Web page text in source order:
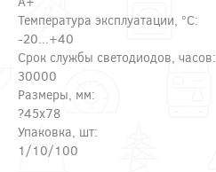
Температура эксплуатации, °С:
-20...+40
Срок службы светодиодов, часов:
30000
Размеры, мм:
?45x78
Упаковка, шт:
1/10/100